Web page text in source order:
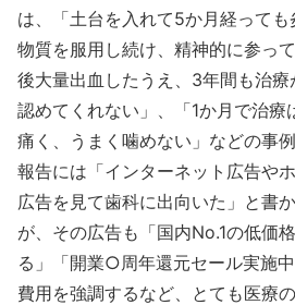
は、「土台を入れて5か月経って
物質を服用し続け、精神的に参っ
後大量出血したうえ、3年間も治
認めてくれない」、「1か月で治療
痛く、うまく噛めない」などの事
報告には「インターネット広告や
広告を見て歯科に出向いた」と書
が、その広告も「国内No.1の低価
る」「開業○周年還元セール実施中
費用を強調するなど、とても医療